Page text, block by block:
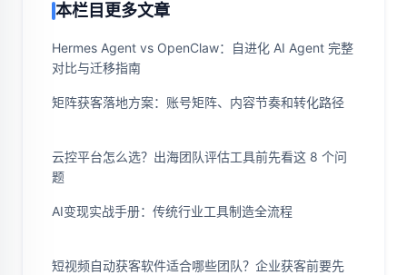
本栏目更多文章
Hermes Agent vs OpenClaw：自进化 AI Agent 完整
对比与迁移指南
矩阵获客落地方案：账号矩阵、内容节奏和转化路径
云控平台怎么选？出海团队评估工具前先看这 8 个问
题
AI变现实战手册：传统行业工具制造全流程
短视频自动获客软件适合哪些团队？企业获客前要先